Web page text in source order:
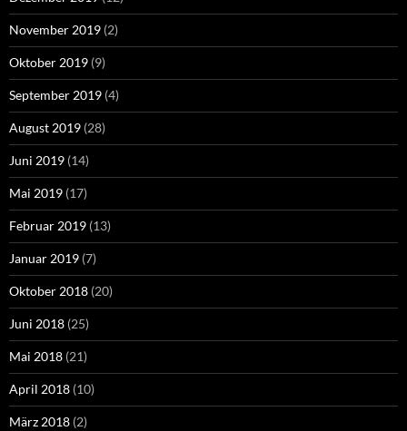
November 2019 (2)
Oktober 2019 (9)
September 2019 (4)
August 2019 (28)
Juni 2019 (14)
Mai 2019 (17)
Februar 2019 (13)
Januar 2019 (7)
Oktober 2018 (20)
Juni 2018 (25)
Mai 2018 (21)
April 2018 (10)
März 2018 (2)